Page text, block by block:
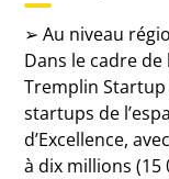
➢ Au niveau
Dans le cadre
Tremplin Startup
startups de
d’Excellence,
à dix millions (15